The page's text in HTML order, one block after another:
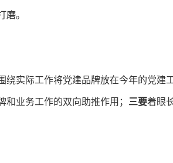
。
绕实际工作将党建品牌放在今年的党建
业务工作的双向助推作用； 三要着眼